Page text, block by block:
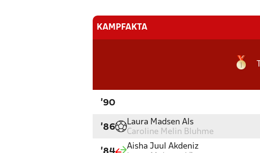
KAMPFAKTA
'90
'86
Laura Madsen Als
Caroline Melin Bluhme
Aisha Juul Akdeniz